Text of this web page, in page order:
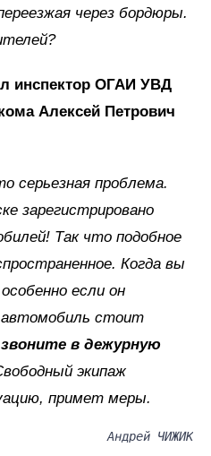
через бордюры.
инспектор ОГАИ УВД
Алексей Петрович
серьезная проблема.
зарегистрировано
Так что подобное
Когда вы
если он
стоит
звоните в дежурную
экипаж
примет меры.
Андрей ЧИЖИК